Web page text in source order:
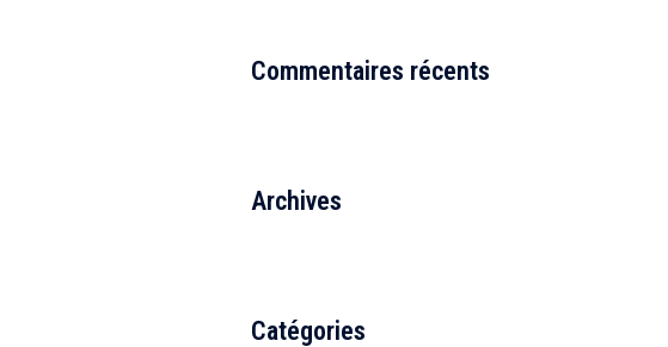
Commentaires récents
Archives
Catégories